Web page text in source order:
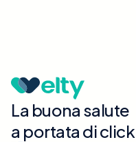
La buona salute
a portata di